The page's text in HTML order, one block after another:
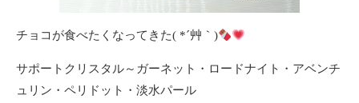
チョコが食べたくなってきた( *´艸｀)
サポートクリスタル～ガーネット・ロードナイト・アベンチ
ュリン・ペリドット・淡水パール